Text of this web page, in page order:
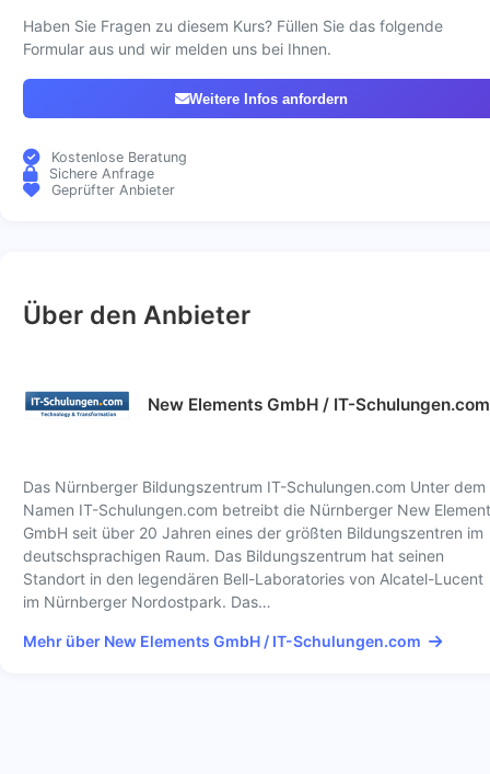
Haben Sie Fragen zu diesem Kurs? Füllen Sie das folgende
Formular aus und wir melden uns bei Ihnen.
Weitere Infos anfordern
Kostenlose Beratung
Sichere Anfrage
Geprüfter Anbieter
Über den Anbieter
New Elements GmbH / IT-Schulungen.com
Das Nürnberger Bildungszentrum IT-Schulungen.com Unter dem
Namen IT-Schulungen.com betreibt die Nürnberger New
GmbH seit über 20 Jahren eines der größten Bildungszentren im
deutschsprachigen Raum. Das Bildungszentrum hat seinen
Standort in den legendären Bell-Laboratories von Alcatel-Lucent
im Nürnberger Nordostpark. Das…
Mehr über New Elements GmbH / IT-Schulungen.com